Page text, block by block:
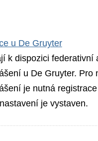
u De Gruyter
k dispozici federativní
u De Gruyter. Pro
je nutná
je vystaven.